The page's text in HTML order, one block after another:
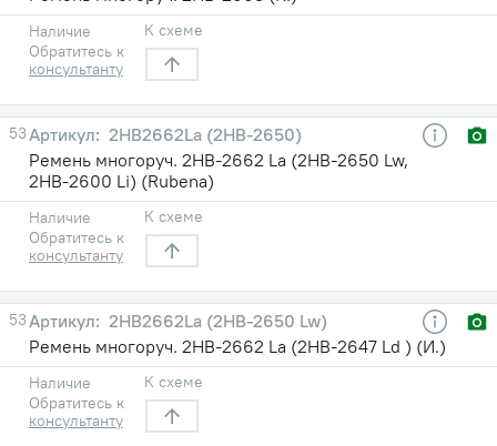
Наличие
Обратитесь к
консультанту
К схеме
53
2HB2662La (2НВ-2650)
Ремень многоруч. 2НВ-2662 La (2НВ-2650 Lw,
2НВ-2600 Li) (Rubena)
Наличие
Обратитесь к
консультанту
К схеме
53
2HB2662La (2НВ-2650 Lw)
Ремень многоруч. 2НВ-2662 La (2НВ-2647 Ld ) (И.)
Наличие
Обратитесь к
консультанту
К схеме